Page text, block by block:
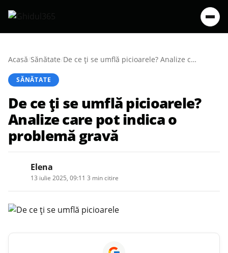
Acasă/Sănătate/ De ce ți se umflă picioarele? Analize care pot indica o problemă gravă
SĂNĂTATE
De ce ți se umflă picioarele?
Analize care pot indica o
problemă gravă
Elena
13 iulie 2025, 09:11 3 min citire